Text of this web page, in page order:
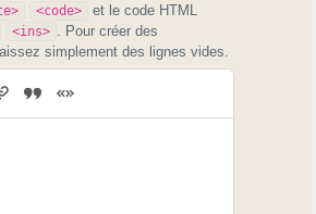
<code> et le code HTML
<ins>
. Pour créer des
simplement des lignes vides.